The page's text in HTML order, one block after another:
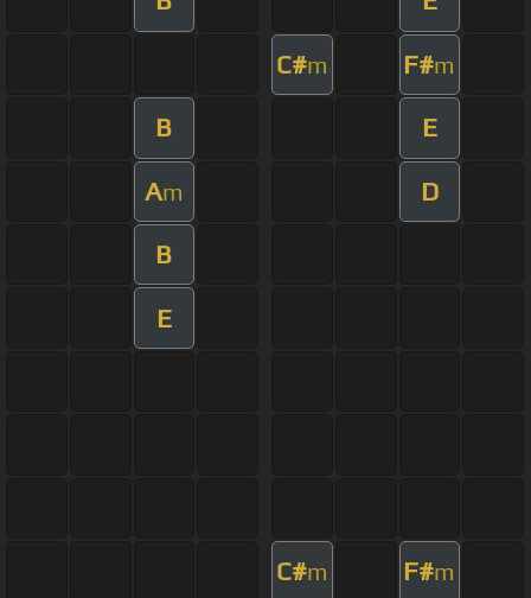
C#m F#m
B E
Am D
B
E
C#m F#m